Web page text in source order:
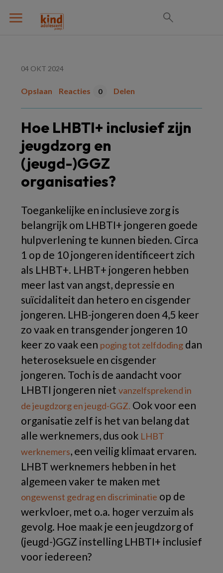
04 OKT 2024
Opslaan Reacties 0 Delen
Hoe LHBTI+ inclusief zijn
jeugdzorg en
(jeugd-)GGZ
organisaties?
Toegankelijke en inclusieve zorg is
belangrijk om LHBTI+ jongeren goede
hulpverlening te kunnen bieden. Circa
1 op de 10 jongeren identificeert zich
als LHBT+. LHBT+ jongeren hebben
meer last van angst, depressie en
suïcidaliteit dan hetero en cisgender
jongeren. LHB-jongeren doen 4,5 keer
zo vaak en transgender jongeren 10
keer zo vaak een poging tot zelfdoding dan
heteroseksuele en cisgender
jongeren. Toch is de aandacht voor
LHBTI jongeren niet vanzelfsprekend in
de jeugdzorg en jeugd-GGZ. Ook voor een
organisatie zelf is het van belang dat
alle werknemers, dus ook LHBT
werknemers, een veilig klimaat ervaren.
LHBT werknemers hebben in het
algemeen vaker te maken met
ongewenst gedrag en discriminatie op de
werkvloer, met o.a. hoger verzuim als
gevolg. Hoe maak je een jeugdzorg of
(jeugd-)GGZ instelling LHBTI+ inclusief
voor iedereen?